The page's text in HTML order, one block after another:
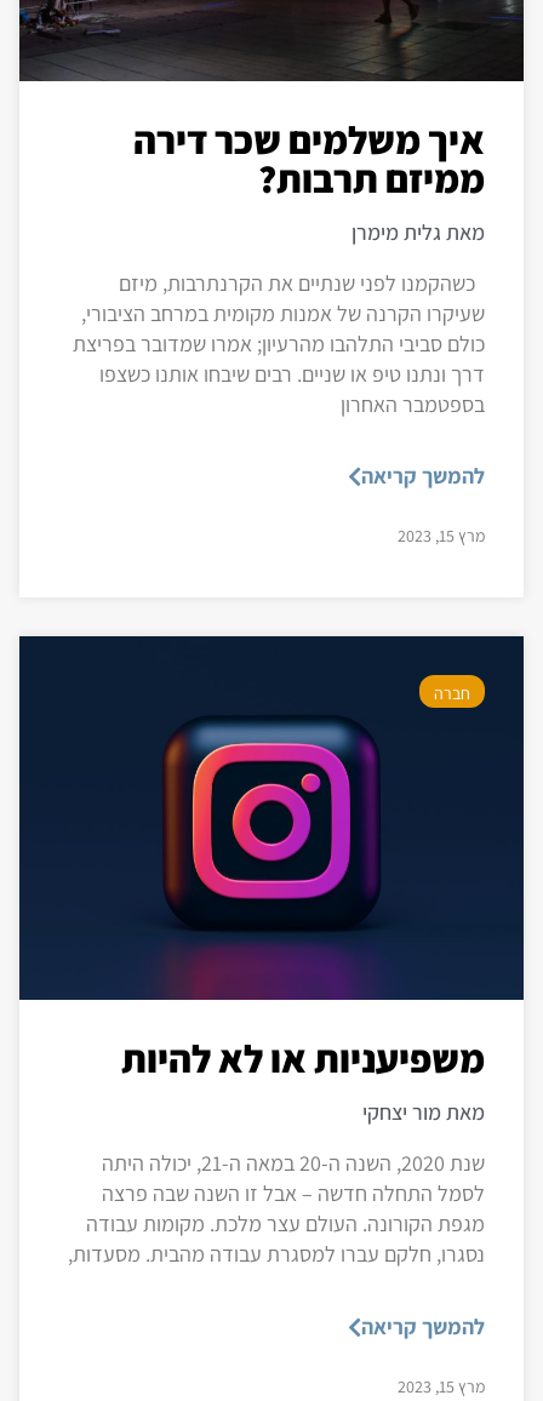
איך משלמים שכר דירה
ממיזם תרבות?
מאת גלית מימרן
כשהקמנו לפני שנתיים את הקרנתרבות, מיזם
שעיקרו הקרנה של אמנות מקומית במרחב הציבורי,
כולם סביבי התלהבו מהרעיון; אמרו שמדובר בפריצת
דרך ונתנו טיפ או שניים. רבים שיבחו אותנו כשצפו
בספטמבר האחרון
להמשך קריאה
מרץ 15, 2023
חברה
משפיעניות או לא להיות
מאת מור יצחקי
שנת 2020, השנה ה-20 במאה ה-21, יכולה היתה
לסמל התחלה חדשה – אבל זו השנה שבה פרצה
מגפת הקורונה. העולם עצר מלכת. מקומות עבודה
נסגרו, חלקם עברו למסגרת עבודה מהבית. מסעדות,
להמשך קריאה
מרץ 15, 2023